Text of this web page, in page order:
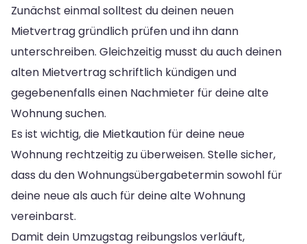
Zunächst einmal solltest du deinen neuen
Mietvertrag gründlich prüfen und ihn dann
unterschreiben. Gleichzeitig musst du auch deinen
alten Mietvertrag schriftlich kündigen und
gegebenenfalls einen Nachmieter für deine alte
Wohnung suchen.
Es ist wichtig, die Mietkaution für deine neue
Wohnung rechtzeitig zu überweisen. Stelle sicher,
dass du den Wohnungsübergabetermin sowohl für
deine neue als auch für deine alte Wohnung
vereinbarst.
Damit dein Umzugstag reibungslos verläuft,